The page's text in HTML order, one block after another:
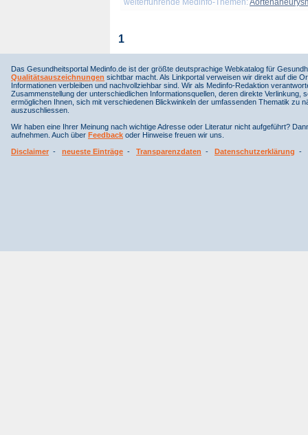
weiterführende Medinfo-Themen:
1
Das Gesundheitsportal Medinfo.de ist der größte deutsprachige Webkatalog für
Qualitätsauszeichnungen sichtbar macht. Als Linkportal verweisen wir direkt auf die
Informationen verbleiben und nachvollziehbar sind. Wir als Medinfo-Redaktion
Zusammenstellung der unterschiedlichen Informationsquellen, deren direkte
ermöglichen Ihnen, sich mit verschiedenen Blickwinkeln der umfassenden Thematik
auszuschliessen.
Wir haben eine Ihrer Meinung nach wichtige Adresse oder Literatur nicht aufgeführt?
aufnehmen. Auch über Feedback oder Hinweise freuen wir uns.
Disclaimer - neueste Einträge - Transparenzdaten - Datenschutzerklärung -